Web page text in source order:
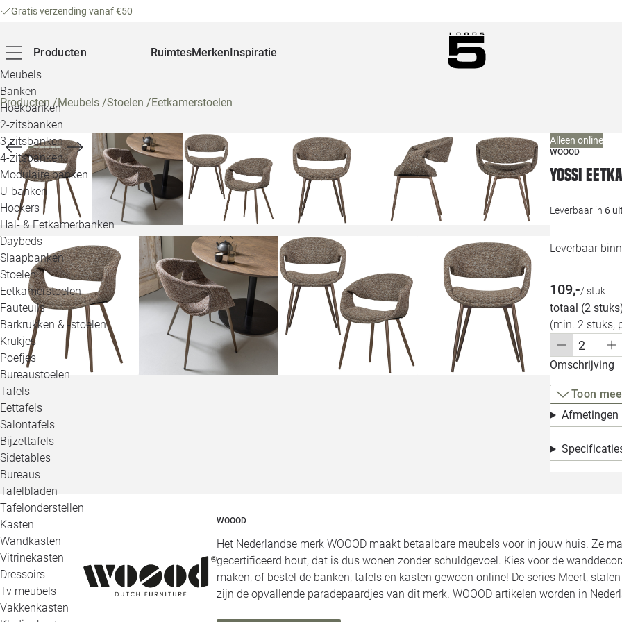
Gratis verzending vanaf €50
Producten
Meubels
Banken
Hoekbanken
2-zitsbanken
3-zitsbanken
4-zitsbanken
Modulaire banken
U-banken
Hockers
Hal- & Eetkamerbanken
Daybeds
Slaapbanken
Stoelen
Eetkamerstoelen
Fauteuils
Barkrukken & -stoelen
Krukjes
Poefjes
Bureaustoelen
Tafels
Eettafels
Salontafels
Bijzettafels
Sidetables
Bureaus
Tafelbladen
Tafelonderstellen
Kasten
Wandkasten
Vitrinekasten
Dressoirs
Tv meubels
Vakkenkasten
RuimtesMerkenInspiratie
Producten/Meubels /Stoelen /Eetkamerstoelen
Alleen online
WOOOD
Yossi
Leverbaar in 6
Leverbaar
109,-/ stuk
totaal (2
(min. 2 stuks,
Omschrijving
Toon
Afmetingen
WOOOD
Het Nederlandse merk WOOOD maakt betaalbare meubels voor in jouw huis. Ze
gecertificeerd hout, dat is dus wonen zonder schuldgevoel. Kies voor de
maken, of bestel de banken, tafels en kasten gewoon online! De series Meert,
zijn de opvallende paradepaardjes van dit merk. WOOOD artikelen worden in